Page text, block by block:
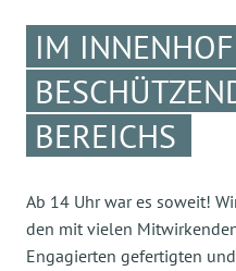
IM
BEREICHS
Ab 14 Uhr war es soweit!
den mit vielen
Engagierten gefertigten